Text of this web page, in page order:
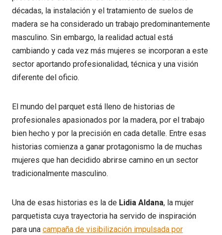
décadas, la instalación y el tratamiento de suelos de
madera se ha considerado un trabajo predominantemente
masculino. Sin embargo, la realidad actual está
cambiando y cada vez más mujeres se incorporan a este
sector aportando profesionalidad, técnica y una visión
diferente del oficio.
El mundo del parquet está lleno de historias de
profesionales apasionados por la madera, por el trabajo
bien hecho y por la precisión en cada detalle. Entre esas
historias comienza a ganar protagonismo la de muchas
mujeres que han decidido abrirse camino en un sector
tradicionalmente masculino.
Una de esas historias es la de Lidia Aldana, la mujer
parquetista cuya trayectoria ha servido de inspiración
para una campaña de visibilización impulsada por